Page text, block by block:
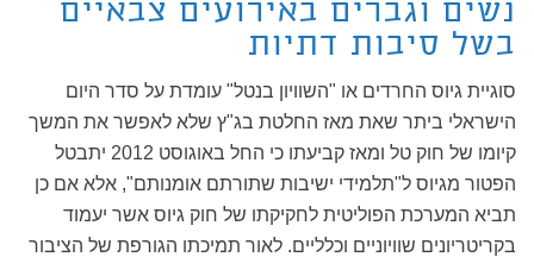
נשים וגברים באירועים צבאיים
בשל סיבות דתיות
סוגיית גיוס החרדים או "השוויון בנטל" עומדת על סדר היום
הישראלי ביתר שאת מאז החלטת בג"ץ שלא לאפשר את המשך
קיומו של חוק טל ומאז קביעתו כי החל באוגוסט 2012 יתבטל
הפטור מגיוס ל"תלמידי ישיבות שתורתם אומנותם", אלא אם כן
תביא המערכת הפוליטית לחקיקתו של חוק גיוס אשר יעמוד
בקריטריונים שוויוניים וכלליים. לאור תמיכתו הגורפת של הציבור